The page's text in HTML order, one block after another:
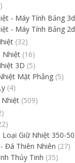
- Máy Tính Bảng 3d
- Máy Tính Bảng 2d
(32)
Nhiệt (16)
3D (5)
Mặt Phẳng (5)
(4)
Nhiệt (509)
Loại Giữ Nhiệt 350-
Đá Thiên Nhiên (27)
Thủy Tinh (35)